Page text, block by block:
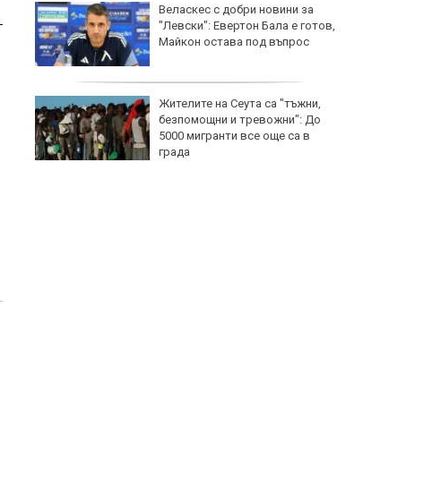
Веласкес с добри новини за
"Левски": Евертон Бала е готов,
Майкон остава под въпрос
Жителите на Сеута са "тъжни,
безпомощни и тревожни": До
5000 мигранти все още са в
града